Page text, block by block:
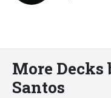
More Decks
Santos